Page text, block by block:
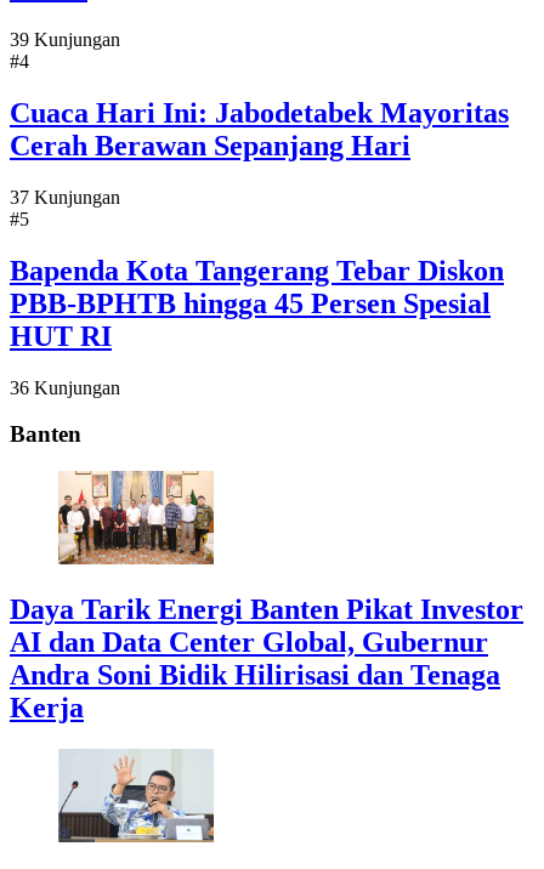
39 Kunjungan
#4
Cuaca Hari Ini: Jabodetabek Mayoritas
Cerah Berawan Sepanjang Hari
37 Kunjungan
#5
Bapenda Kota Tangerang Tebar Diskon
PBB-BPHTB hingga 45 Persen Spesial
HUT RI
36 Kunjungan
Banten
Daya Tarik Energi Banten Pikat Investor
AI dan Data Center Global, Gubernur
Andra Soni Bidik Hilirisasi dan Tenaga
Kerja